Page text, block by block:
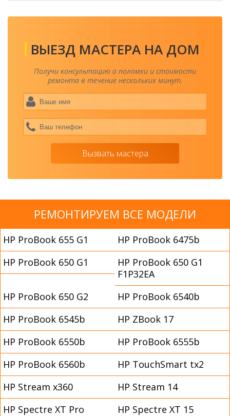
ВЫЕЗД МАСТЕРА НА ДОМ
Получи консультацию о поломки и стоимости
ремонта в течение нескольких минут.
Вызвать мастера
РЕМОНТИРУЕМ ВСЕ МОДЕЛИ
HP ProBook 655 G1
HP ProBook 6475b
HP ProBook 650 G1
HP ProBook 650 G1
F1P32EA
HP ProBook 650 G2
HP ProBook 6540b
HP ProBook 6545b
HP ZBook 17
HP ProBook 6550b
HP ProBook 6555b
HP ProBook 6560b
HP TouchSmart tx2
HP Stream x360
HP Stream 14
HP Spectre XT Pro
HP Spectre XT 15